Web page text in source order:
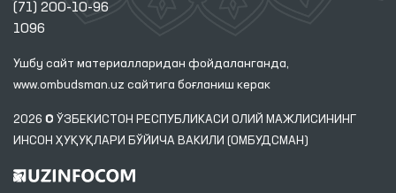
(71) 200-10-96
1096
Ушбу сайт материалларидан фойдаланганда,
www.ombudsman.uz сайтига боғланиш керак
2026 © ЎЗБЕКИСТОН РЕСПУБЛИКАСИ ОЛИЙ МАЖЛИСИНИНГ
ИНСОН ҲУҚУҚЛАРИ БЎЙИЧА ВАКИЛИ (ОМБУДСМАН)